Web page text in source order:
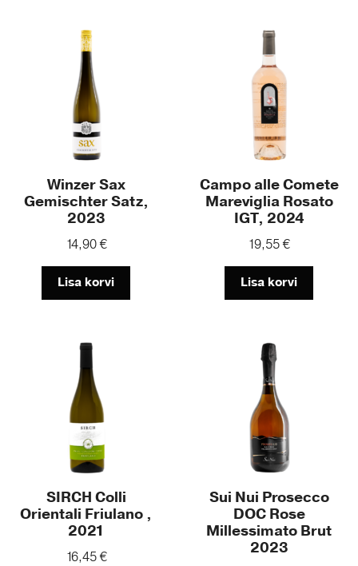
Winzer Sax
Gemischter Satz,
2023
14,90€
Lisa korvi
Campo alle Comete
Mareviglia Rosato
IGT, 2024
19,55€
Lisa korvi
SIRCH Colli
Orientali Friulano ,
2021
16,45€
Sui Nui Prosecco
DOC Rose
Millessimato Brut
2023